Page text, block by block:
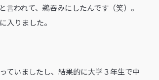
われて、鵜吞みにしたんです（笑）。
入りました。
いましたし、結果的に大学３年生で中